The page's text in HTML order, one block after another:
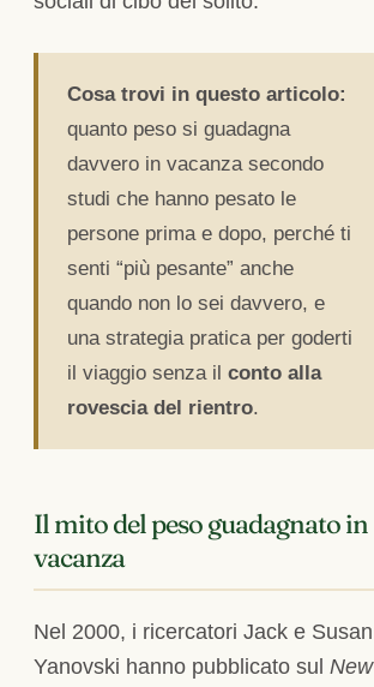
Cosa trovi in questo articolo:
quanto peso si guadagna
davvero in vacanza secondo
studi che hanno pesato le
persone prima e dopo, perché ti
senti “più pesante” anche
quando non lo sei davvero, e
una strategia pratica per goderti
il viaggio senza il conto alla
rovescia del rientro.
Il mito del peso guadagnato in
vacanza
Nel 2000, i ricercatori Jack e Susan
Yanovski hanno pubblicato sul New